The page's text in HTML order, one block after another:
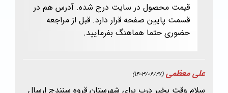
قیمت محصول در سایت درج شده. آدرس هم در
قسمت پایین صفحه قرار دارد. قبل از مراجعه
حضوری حتما هماهنگ بفرمایید.
علی معظمی(1403/06/27)
سلام وقت بخیر درب برای شهرستان قروه سنندج ارسال